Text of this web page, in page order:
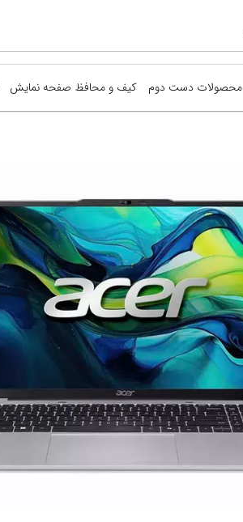
محصولات دست دوم کیف و محافظ صفحه نمایش